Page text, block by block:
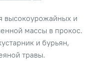
высокоурожайных и
массы в прокос.
и бурьян,
травы.